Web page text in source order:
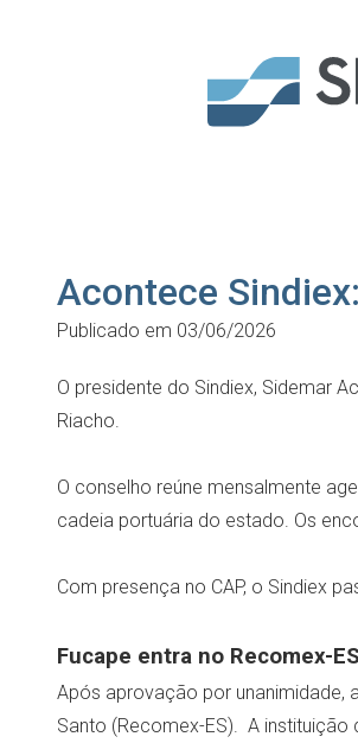
Acontece
Publicado em 03/06/2026
O presidente do Sindiex, Sidemar
Riacho.
O conselho reúne mensalmente
cadeia portuária do estado. Os
Com presença no CAP, o Sindiex
Fucape entra no Recomex-ES
Após aprovação por unanimidade,
Santo (Recomex-ES). A